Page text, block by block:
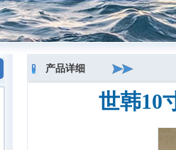
产品详细
世韩10